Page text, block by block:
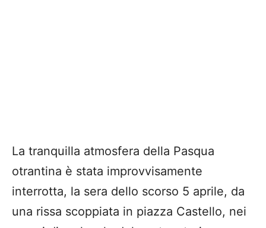
La tranquilla atmosfera della Pasqua
otrantina è stata improvvisamente
interrotta, la sera dello scorso 5 aprile, da
una rissa scoppiata in piazza Castello, nei